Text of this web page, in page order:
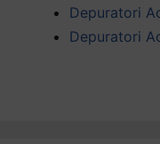
Depuratori
Depuratori